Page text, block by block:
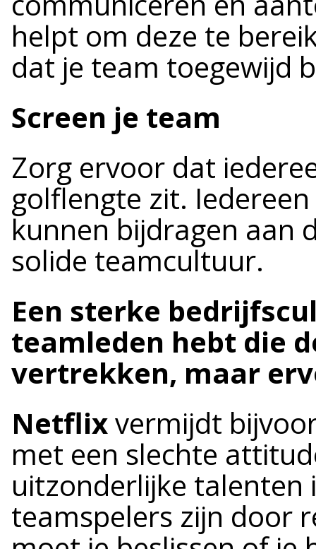
helpt om deze te
dat je team toegewijd
Screen je team
Zorg ervoor dat
golflengte zit.
kunnen bijdragen aan
solide teamcultuur.
Een sterke
teamleden hebt die
vertrekken, maar
Netflixvermijdt
met een slechte
uitzonderlijke talenten
teamspelers zijn door